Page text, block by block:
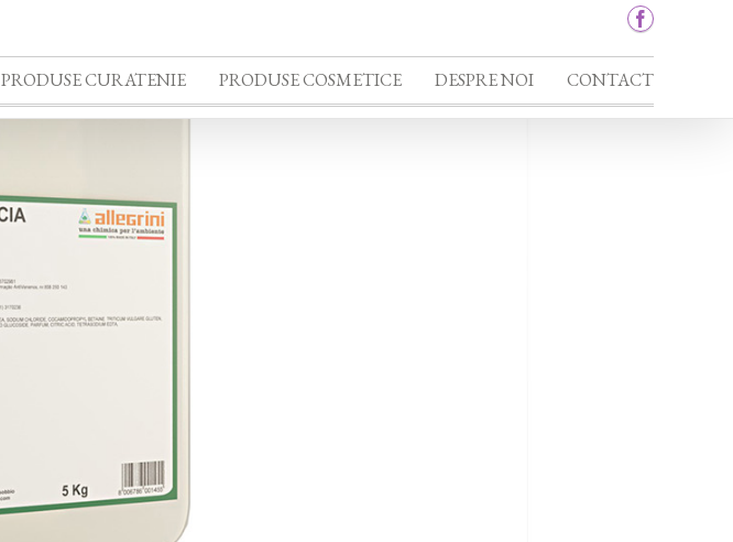
PRODUSE CURATENIE PRODUSE COSMETICE DESPRE NOI CONTACT